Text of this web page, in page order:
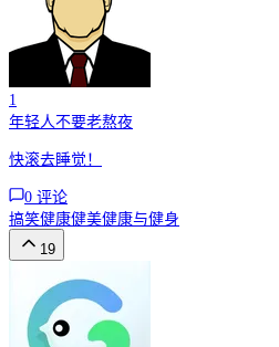
1
年轻人不要老熬夜
快滚去睡觉！
0 评论
搞笑健康健美健康与健身
19